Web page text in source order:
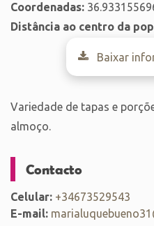
Coordenadas:
Distância ao centro da
Baixar
Variedade de tapas e
almoço.
Contacto
Celular: +34673529543
E-mail: